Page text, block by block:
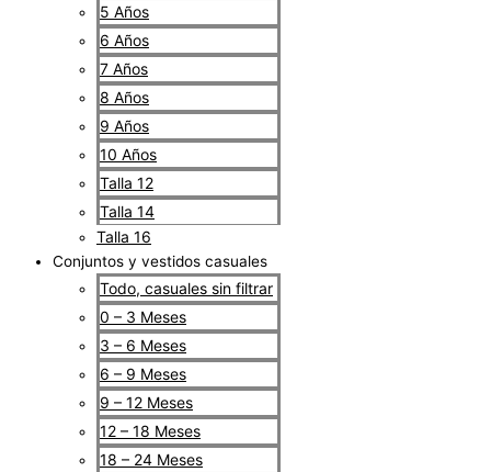
5 Años
6 Años
7 Años
8 Años
9 Años
10 Años
Talla 12
Talla 14
Talla 16
Conjuntos y vestidos casuales
Todo, casuales sin filtrar
0 – 3 Meses
3 – 6 Meses
6 – 9 Meses
9 – 12 Meses
12 – 18 Meses
18 – 24 Meses